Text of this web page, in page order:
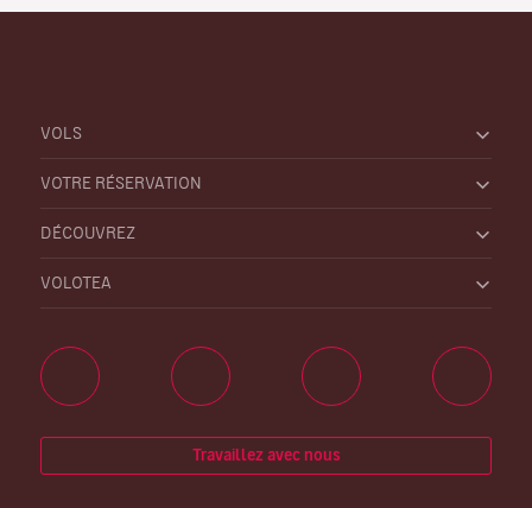
VOLS
VOTRE RÉSERVATION
DÉCOUVREZ
VOLOTEA
Travaillez avec nous